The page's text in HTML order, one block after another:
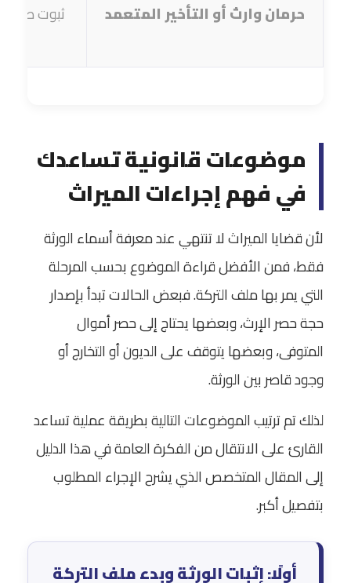
حرمان وارث أو التأخير المتعمد
ثبوت صفة
موضوعات قانونية تساعدك
في فهم إجراءات الميراث
لأن قضايا الميراث لا تنتهي عند معرفة أسماء الورثة
فقط، فمن الأفضل قراءة الموضوع بحسب المرحلة
التي يمر بها ملف التركة. فبعض الحالات تبدأ بإصدار
حجة حصر الإرث، وبعضها يحتاج إلى حصر أموال
المتوفى، وبعضها يتوقف على الديون أو التخارج أو
وجود قاصر بين الورثة.
لذلك تم ترتيب الموضوعات التالية بطريقة عملية تساعد
القارئ على الانتقال من الفكرة العامة في هذا الدليل
إلى المقال المتخصص الذي يشرح الإجراء المطلوب
بتفصيل أكبر.
أولًا: إثبات الورثة وبدء ملف التركة